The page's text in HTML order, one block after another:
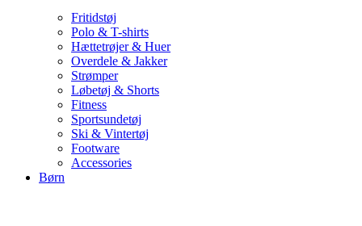
Fritidstøj
Polo & T-shirts
Hættetrøjer & Huer
Overdele & Jakker
Strømper
Løbetøj & Shorts
Fitness
Sportsundetøj
Ski & Vintertøj
Footware
Accessories
Børn